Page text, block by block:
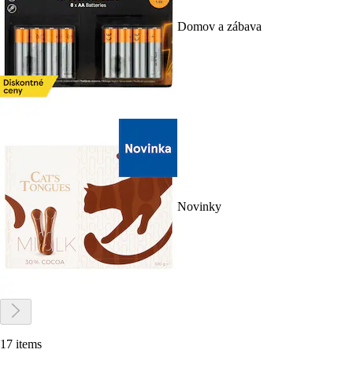
Domov a zábava
Novinky
17 items